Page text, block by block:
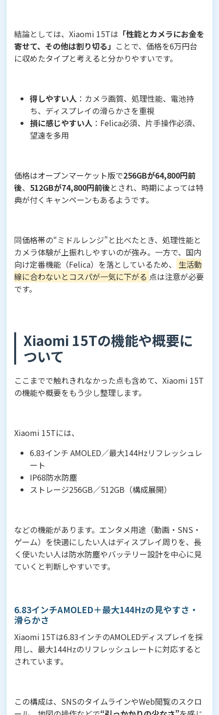
結論としては、Xiaomi 15Tは 「性能とカメラにお金を
寄せて、その他は割り切る」 ことで、価格を6万円台
に収めたタイプと考えると分かりやすいです。
得しやすい人 ：カメラ画質、処理性能、電池持
ち、ディスプレイの滑らかさを重視
損に感じやすい人 ：Felica必須、片手操作必須、
望遠を多用
価格はオープンマーケット版で256GBが64,800円前
後、 512GBが74,800円前後とされ、時期によっては特
典が付くキャンペーンもあるようです。
同価格帯の“ミドルレンジ”と比べたとき、処理性能と
カメラ体験が上振れしやすいのが強み。一方で、国内
向け定番機能（Felica）を落としているため、
生活動
線に合わないとコスパが一気に下がる 点は注意が必要
です。
Xiaomi 15Tの機能や概要に
ついて
ここまでで触れきれなかった点も含めて、Xiaomi 15T
の機能や概要をもう少し整理します。
Xiaomi 15Tには、
6.83インチ AMOLED／最大144Hzリフレッシュレ
ート
IP68防水防塵
ストレージ256GB／512GB（構成展開）
などの機能があります。エンタメ用途（動画・SNS・
ゲーム）を快適にしたい人はディスプレイ周りを、長
く使いたい人は防水防塵やバッテリー設計を中心に見
ていくと判断しやすいです。
6.83インチAMOLED＋最大144Hzの見やすさ・
滑らかさ
Xiaomi 15Tは6.83インチのAMOLEDディスプレイを採
用し、最大144Hzのリフレッシュレートに対応すると
されています。
この構成は、SNSのタイムラインやWeb閲覧のスクロ